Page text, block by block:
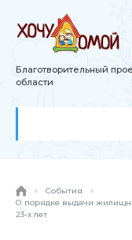
Благотворительный
области
События
О порядке выдачи
23-х лет